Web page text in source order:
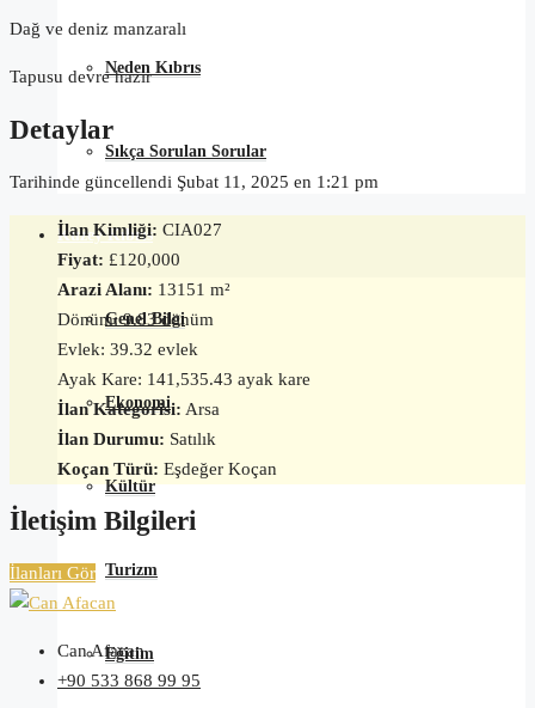
Neden Kıbrıs
Sıkça Sorulan Sorular
Kuzey Kıbrıs
Genel Bilgi
Ekonomi
Kültür
Turizm
Eğitim
Dağ ve deniz manzaralı
Tapusu devre hazır
Detaylar
Tarihinde güncellendi Şubat 11, 2025 en 1:21 pm
İlan Kimliği: CIA027
Fiyat: £120,000
Arazi Alanı: 13151 m²
Dönüm: 9.83 dönüm
Evlek: 39.32 evlek
Ayak Kare: 141,535.43 ayak kare
İlan Kategorisi: Arsa
İlan Durumu: Satılık
Koçan Türü: Eşdeğer Koçan
İletişim Bilgileri
İlanları Gör
Can Afacan
+90 533 868 99 95